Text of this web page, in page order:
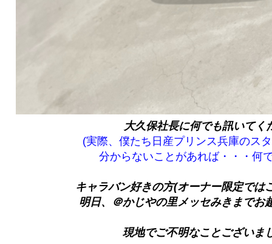
大久保社長に何でも訊いてく
(実際、僕たち日産プリンス兵庫のス
分からないことがあれば・・・何
キャラバン好きの方(オーナー限定では
明日、＠かじやの里メッセみきまでお
現地でご不明なことございま